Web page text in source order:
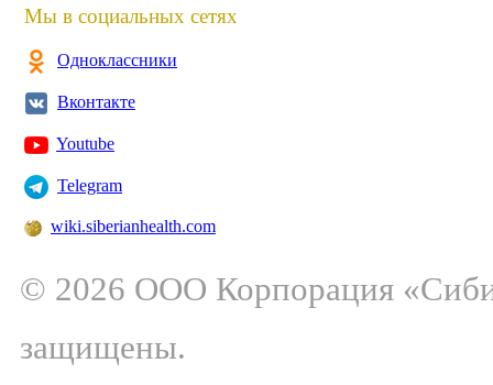
Мы в социальных сетях
Одноклассники
Вконтакте
Youtube
Telegram
wiki.siberianhealth.com
© 2026 ООО Корпорация
защищены.